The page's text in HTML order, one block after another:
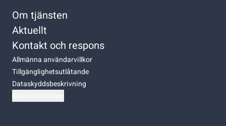
Om tjänsten
Aktuellt
Kontakt och respons
Allmänna användarvillkor
Tillgänglighetsutlåtande
Dataskyddsbeskrivning